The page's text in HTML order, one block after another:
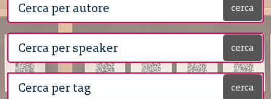
cerca
cerca
cerca